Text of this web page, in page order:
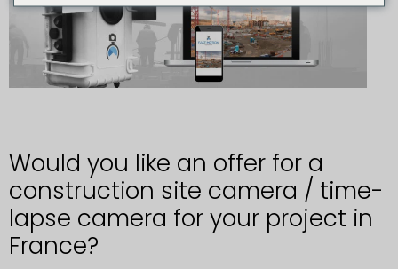
Would you like an offer for a
construction site camera / time-
lapse camera for your project in
France?